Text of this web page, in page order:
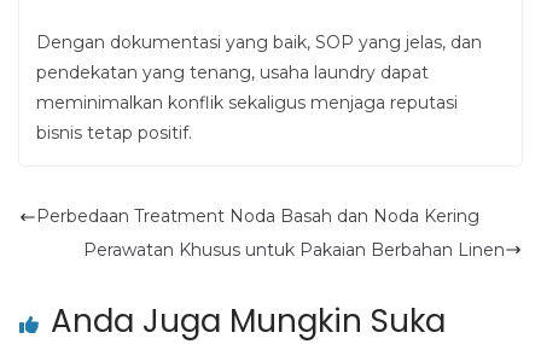
Dengan dokumentasi yang baik, SOP yang jelas, dan
pendekatan yang tenang, usaha laundry dapat
meminimalkan konflik sekaligus menjaga reputasi
bisnis tetap positif.
Perbedaan Treatment Noda Basah dan Noda Kering
Perawatan Khusus untuk Pakaian Berbahan Linen
Anda Juga Mungkin Suka